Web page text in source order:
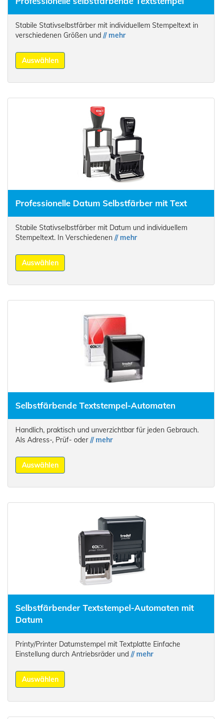
Stabile Stativselbstfärber mit individuellem Stempeltext in
verschiedenen Größen und // mehr
Auswählen
Professionelle Datum Selbstfärber mit Text
Stabile Stativselbstfärber mit Datum und individuellem
Stempeltext. In Verschiedenen // mehr
Auswählen
Selbstfärbende Textstempel-Automaten
Handlich, praktisch und unverzichtbar für jeden Gebrauch.
Als Adress-, Prüf- oder // mehr
Auswählen
Selbstfärbender Textstempel-Automaten mit
Datum
Printy/Printer Datumstempel mit Textplatte Einfache
Einstellung durch Antriebsräder und // mehr
Auswählen